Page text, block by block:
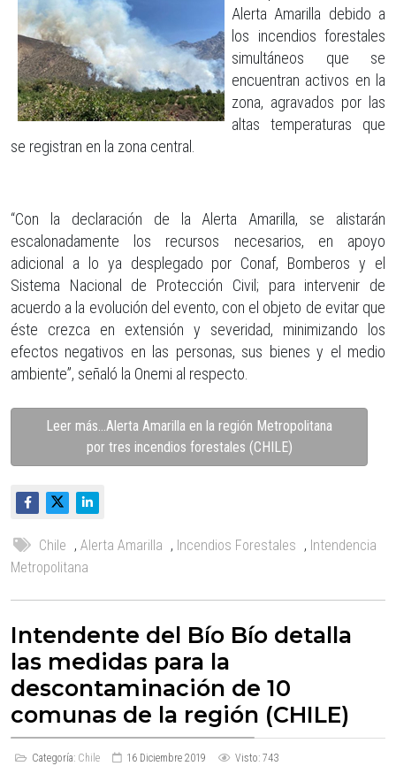
Alerta Amarilla debido a
los incendios forestales
simultáneos que se
encuentran activos en la
zona, agravados por las
altas temperaturas que
se registran en la zona central.
“Con la declaración de la Alerta Amarilla, se alistarán
escalonadamente los recursos necesarios, en apoyo
adicional a lo ya desplegado por Conaf, Bomberos y el
Sistema Nacional de Protección Civil; para intervenir de
acuerdo a la evolución del evento, con el objeto de evitar que
éste crezca en extensión y severidad, minimizando los
efectos negativos en las personas, sus bienes y el medio
ambiente”, señaló la Onemi al respecto.
Leer más…Alerta Amarilla en la región Metropolitana
por tres incendios forestales (CHILE)
Chile , Alerta Amarilla , Incendios Forestales , Intendencia
Metropolitana
Intendente del Bío Bío detalla
las medidas para la
descontaminación de 10
comunas de la región (CHILE)
Categoría: Chile 16 Diciembre 2019 Visto: 743